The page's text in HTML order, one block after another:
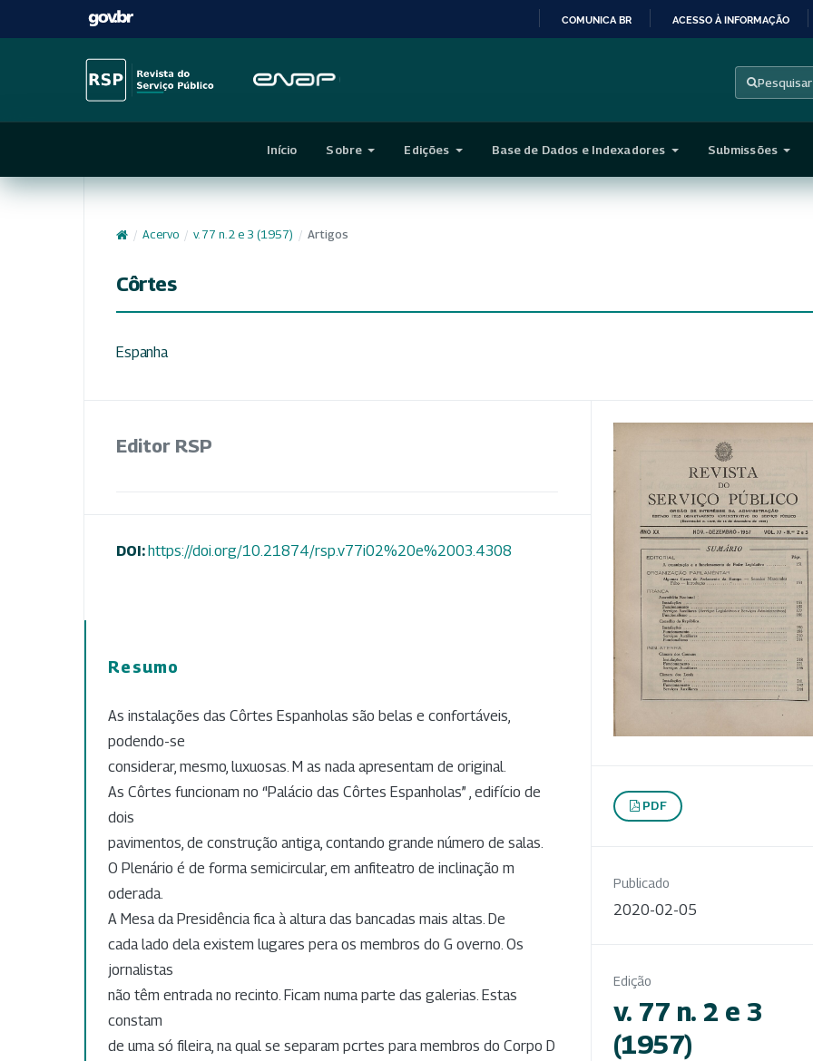
CONTEÚDO
COMUNICA BR ACESSO À INFORMAÇÃO
Pesquisar
Início Sobre Edições Base de Dados e Indexadores Submissões
/ Acervo / v. 77 n. 2 e 3 (1957) / Artigos
Côrtes
Espanha
Editor RSP
DOI:https://doi.org/10.21874/rsp.v77i02%20e%2003.4308
Resumo
As instalações das Côrtes Espanholas são belas e confortáveis,
podendo-se
considerar, mesmo, luxuosas. M as nada apresentam de original.
As Côrtes funcionam no ‘'Palácio das Côrtes Espanholas” , edifício de
dois
pavimentos, de construção antiga, contando grande número de salas.
O Plenário é de forma semicircular, em anfiteatro de inclinação m
oderada.
A Mesa da Presidência fica à altura das bancadas mais altas. De
cada lado dela existem lugares pera os membros do G overno. Os
jornalistas
não têm entrada no recinto. Ficam numa parte das galerias. Estas
constam
de uma só fileira, na qual se separam pcrtes para membros do Corpo D
PDF
Publicado
2020-02-05
Edição
v. 77 n. 2 e 3
(1957)